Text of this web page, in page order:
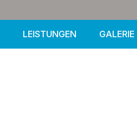
LEISTUNGEN GALERIE